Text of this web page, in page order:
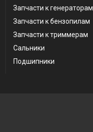
Запчасти к генераторам
Запчасти к бензопилам
Запчасти к триммерам
Сальники
Подшипники